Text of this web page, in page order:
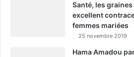
Santé, les
excellent
femmes mariées
25 novembre 2019
Hama Amadou